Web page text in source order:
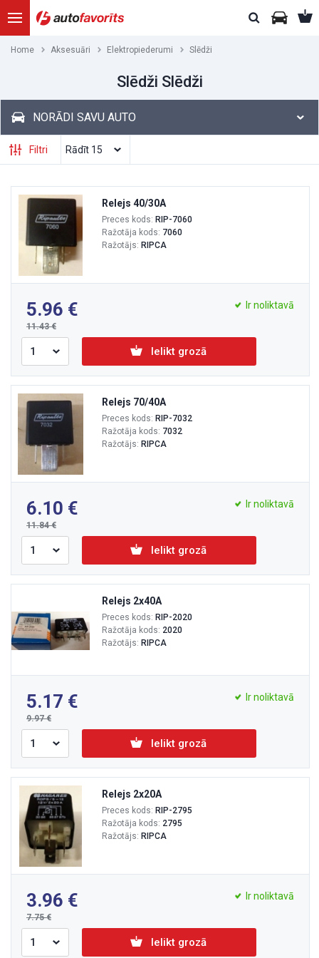
Home Aksesuāri Elektropiederumi Slēdži
Slēdži Slēdži
NORĀDI SAVU AUTO
Filtri
Relejs 40/30A
Preces kods: RIP-7060
Ražotāja kods: 7060
Ražotājs: RIPCA
5.96
11.43
Ir noliktavā
Ielikt grozā
Relejs 70/40A
Preces kods: RIP-7032
Ražotāja kods: 7032
Ražotājs: RIPCA
6.10
11.84
Ir noliktavā
Ielikt grozā
Relejs 2x40A
Preces kods: RIP-2020
Ražotāja kods: 2020
Ražotājs: RIPCA
5.17
9.97
Ir noliktavā
Ielikt grozā
Relejs 2x20A
Preces kods: RIP-2795
Ražotāja kods: 2795
Ražotājs: RIPCA
3.96
7.75
Ir noliktavā
Ielikt grozā